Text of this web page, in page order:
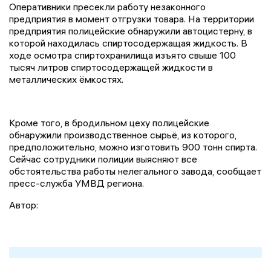
Оперативники пресекли работу незаконного
предприятия в момент отгрузки товара. На территории
предприятия полицейские обнаружили автоцистерну, в
которой находилась спиртосодержащая жидкость. В
ходе осмотра спиртохранилища изъято свыше 100
тысяч литров спиртосодержащей жидкости в
металлических ёмкостях.
Кроме того, в бродильном цеху полицейские
обнаружили производственное сырьё, из которого,
предположительно, можно изготовить 900 тонн спирта.
Сейчас сотрудники полиции выясняют все
обстоятельства работы нелегального завода, сообщает
пресс-служба УМВД региона.
Автор: